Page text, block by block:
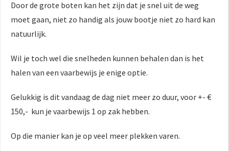
Door de grote boten kan het zijn dat je snel uit de weg
moet gaan, niet zo handig als jouw bootje niet zo hard kan
natuurlijk.
Wil je toch wel die snelheden kunnen behalen dan is het
halen van een vaarbewijs je enige optie.
Gelukkig is dit vandaag de dag niet meer zo duur, voor +- €
150,- kun je vaarbewijs 1 op zak hebben.
Op die manier kan je op veel meer plekken varen.